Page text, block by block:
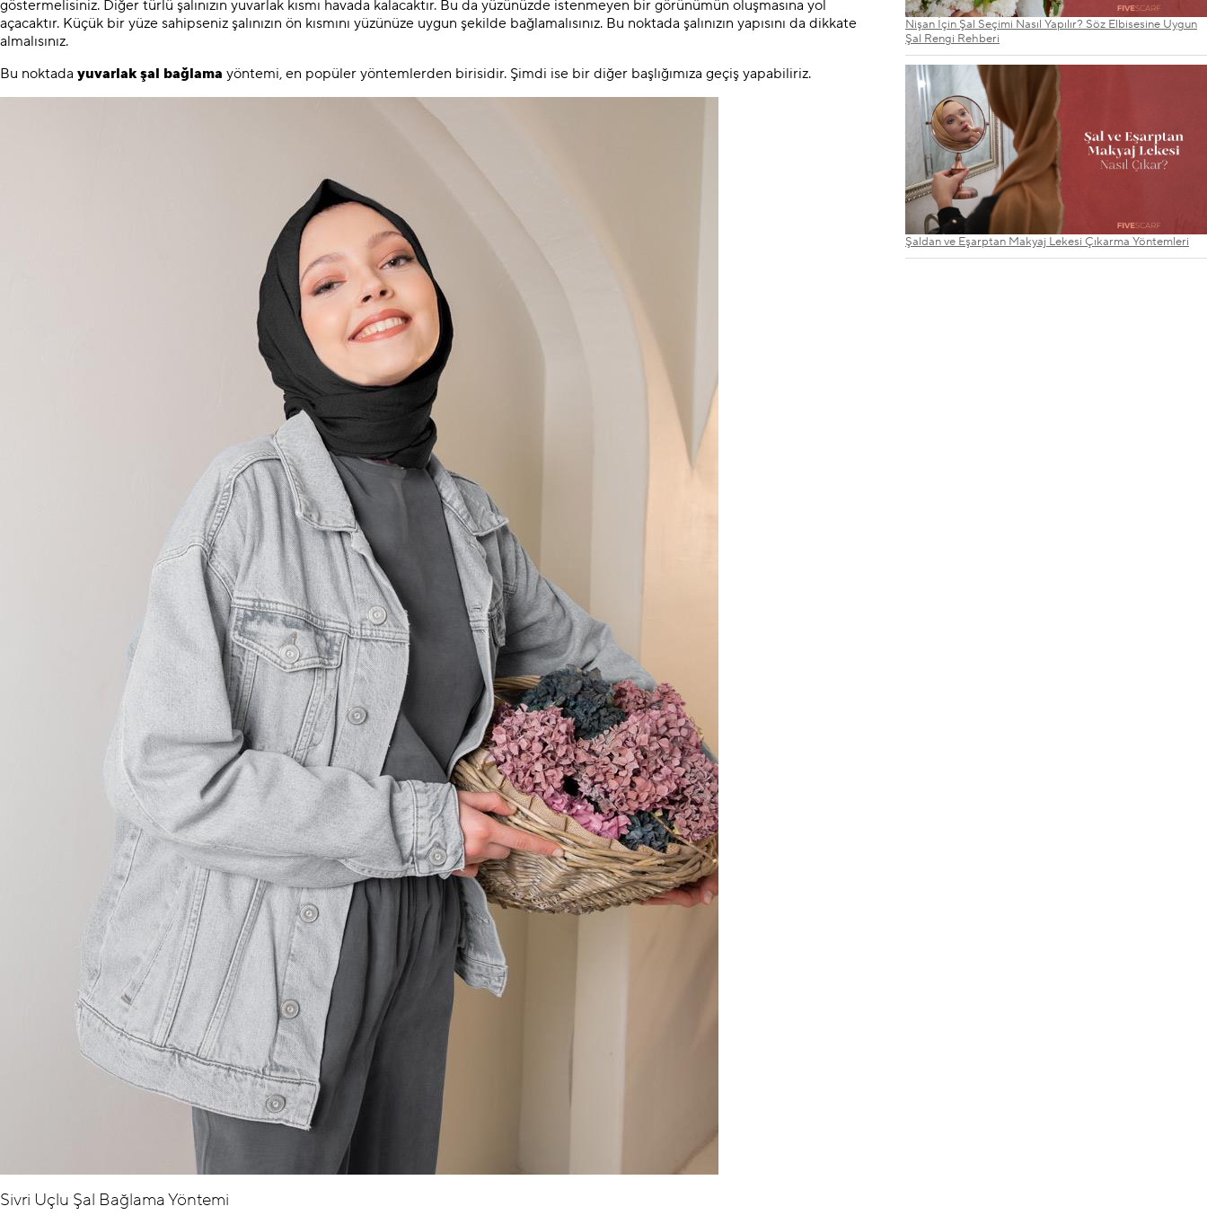
göstermelisiniz. Diğer türlü şalınızın yuvarlak kısmı havada kalacaktır. Bu da yüzünüzde istenmeyen bir görünümün oluşmasına yol
açacaktır. Küçük bir yüze sahipseniz şalınızın ön kısmını yüzünüze uygun şekilde bağlamalısınız. Bu noktada şalınızın yapısını da dikkate
almalısınız.
Bu noktada yuvarlak şal bağlama yöntemi, en popüler yöntemlerden birisidir. Şimdi ise bir diğer başlığımıza geçiş yapabiliriz.
Sivri Uçlu Şal Bağlama Yöntemi
Nişan İçin Şal Seçimi Nasıl Yapılır? Söz Elbisesine Uygun
Şal Rengi Rehberi
Şaldan ve Eşarptan Makyaj Lekesi Çıkarma Yöntemleri